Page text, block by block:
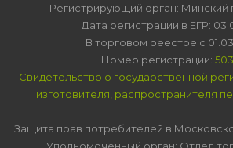
Регистрирующий орган: Минский
Дата регистрации в ЕГР:
В торговом реестре с
Номер регистрации:
Свидетельство о государственной
изготовителя, распространителя
Защита прав потребителей в